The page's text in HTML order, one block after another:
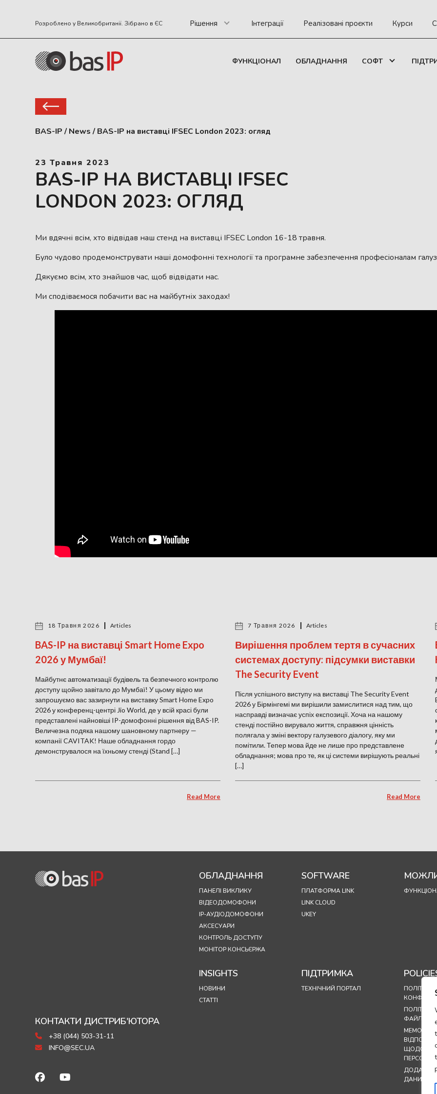
Розроблено у Великобританії. Зібрано в ЄС Рішення Інтеграції Реалізовані проєкти Курси
ФУНКЦІОНАЛ ОБЛАДНАННЯ СОФТ
BAS-IP / News / BAS-IP на виставці IFSEC London 2023: огляд
23 Травня 2023
BAS-IP НА ВИСТАВЦІ IFSEC
LONDON 2023: ОГЛЯД
Ми вдячні всім, хто відвідав наш стенд на виставці IFSEC London 16-18 травня.
Було чудово продемонструвати наші домофонні технології та програмне забезпечення професіоналам
Дякуємо всім, хто знайшов час, щоб відвідати нас.
Ми сподіваємося побачити вас на майбутніх заходах!
18 Травня 2026 Articles
BAS-IP на виставці Smart Home Expo
2026 у Мумбаї!
Майбутнє автоматизації будівель та безпечного контролю
доступу щойно завітало до Мумбаї! У цьому відео ми
запрошуємо вас зазирнути на виставку Smart Home Expo
2026 у конференц-центрі Jio World, де у всій красі були
представлені найновіші IP-домофонні рішення від BAS-IP.
Величезна подяка нашому шановному партнеру —
компанії CAVITAK! Наше обладнання гордо
демонструвалося на їхньому стенді (Stand […]
Read More
7 Травня 2026 Articles
Вирішення проблем тертя в сучасних
системах доступу: підсумки виставки
The Security Event
Після успішного виступу на виставці The Security Event
2026 у Бірмінгемі ми вирішили замислитися над тим, що
насправді визначає успіх експозиції. Хоча на нашому
стенді постійно вирувало життя, справжня цінність
полягала у зміні вектору галузевого діалогу, яку ми
помітили. Тепер мова йде не лише про представлене
обладнання; мова про те, як ці системи вирішують реальні
[…]
Read More
КОНТАКТИ ДИСТРИБ'ЮТОРА
+38 (044) 503-31-11
INFO@SEC.UA
ОБЛАДНАННЯ
ПАНЕЛІ ВИКЛИКУ
ВІДЕОДОМОФОНИ
IP-АУДІОДОМОФОНИ
АКСЕСУАРИ
КОНТРОЛЬ ДОСТУПУ
МОНІТОР КОНСЬЄРЖА
SOFTWARE
ПЛАТФОРМА LINK
LINK CLOUD
UKEY
INSIGHTS
НОВИНИ
СТАТТІ
ПІДТРИМКА
ТЕХНІЧНИЙ ПОРТАЛ
ПОЛІТИКА
ФАЙЛІВ
ЩОДО
ДОДАТОК
ДАНИХ